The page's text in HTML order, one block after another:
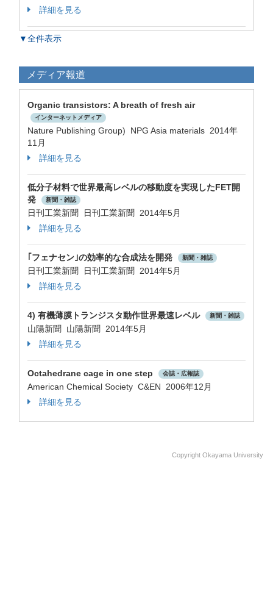
詳細を見る
▼全件表示
メディア報道
Organic transistors: A breath of fresh air
インターネットメディア
Nature Publishing Group) NPG Asia materials 2014年
11月
詳細を見る
低分子材料で世界最高レベルの移動度を実現したFET開
発
新聞・雑誌
日刊工業新聞 日刊工業新聞 2014年5月
詳細を見る
｢フェナセン｣の効率的な合成法を開発 新聞・雑誌
日刊工業新聞 日刊工業新聞 2014年5月
詳細を見る
4) 有機薄膜トランジスタ動作世界最速レベル 新聞・雑誌
山陽新聞 山陽新聞 2014年5月
詳細を見る
Octahedrane cage in one step 会誌・広報誌
American Chemical Society C&EN 2006年12月
詳細を見る
Copyright Okayama University